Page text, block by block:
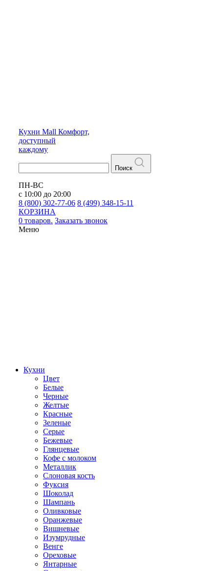
Кухни Mall Комфорт,
доступный
каждому
Поиск
ПН-ВС
с 10:00 до 20:00
8 (800) 302-77-06 8 (499) 348-15-11
КОРЗИНА
0 товаров. Заказать звонок
Меню
Кухни
Цвет
Белые
Черные
Желтые
Красные
Зеленые
Серые
Бежевые
Глянцевые
Кофе с молоком
Металлик
Слоновая кость
Фуксия
Шоколад
Шампань
Оливковые
Оранжевые
Вишневые
Изумрудные
Венге
Ореховые
Янтарные